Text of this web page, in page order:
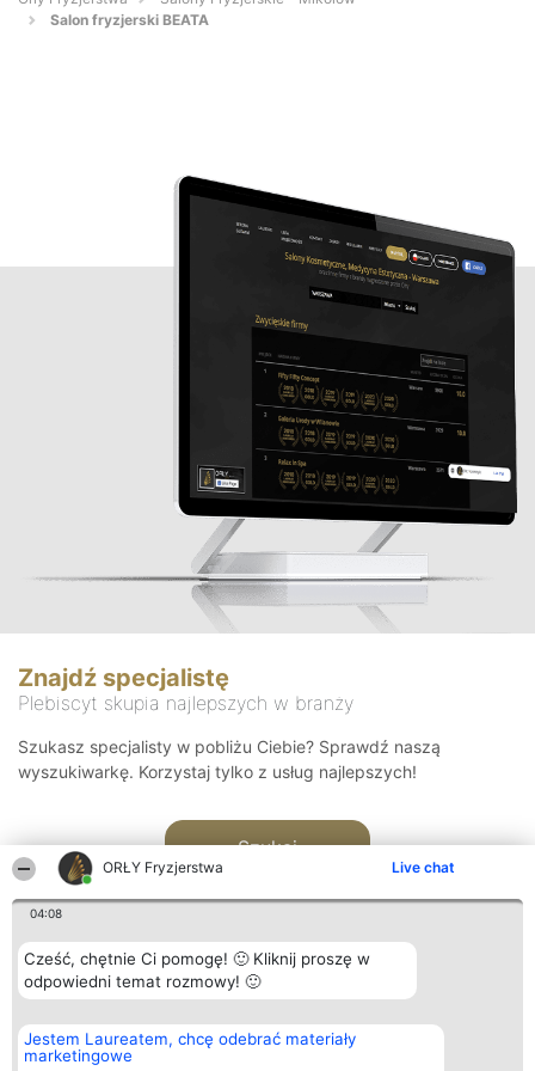
ORŁY Fryzjerstwa Live chat
04:08
Cześć, chętnie Ci pomogę! 🙂 Kliknij proszę w
odpowiedni temat rozmowy! 🙂
Jestem Laureatem, chcę odebrać materiały
marketingowe
Salon fryzjerski BEATA
Znajdź specjalistę
Plebiscyt skupia najlepszych w branży
Szukasz specjalisty w pobliżu Ciebie? Sprawdź naszą
wyszukiwarkę. Korzystaj tylko z usług najlepszych!
Szukaj
Organizator plebiscytu
Bright Side Solutions sp. z o.
o. sp. k.
Plebiscyt
Laureaci
Kontakt
Kontakt